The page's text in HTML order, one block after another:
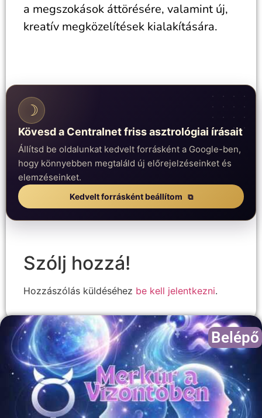
a megszokások áttörésére, valamint új,
kreatív megközelítések kialakítására.
☽
Kövesd a Centralnet friss asztrológiai írásait
Állítsd be oldalunkat kedvelt forrásként a Google-ben,
hogy könnyebben megtaláld új előrejelzéseinket és
elemzéseinket.
Kedvelt forrásként beállítom
Szólj hozzá!
Hozzászólás küldéséhez be kell jelentkezni.
Belépő